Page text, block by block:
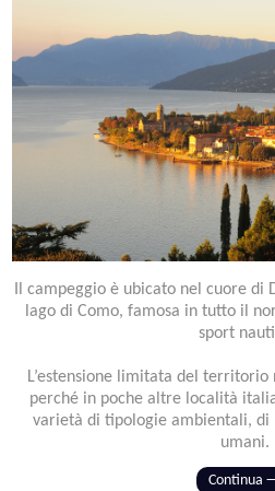
Il campeggio è ubicato nel cuore di
lago di Como, famosa in tutto il
sport
L’estensione limitata del
perché in poche altre località
varietà di tipologie ambientali, di
umani.
Continua